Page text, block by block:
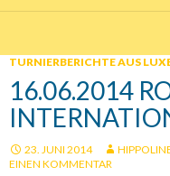
TURNIERBERICHTE AUS
16.06.2014
23. JUNI 2014
EINEN KOMMENTAR